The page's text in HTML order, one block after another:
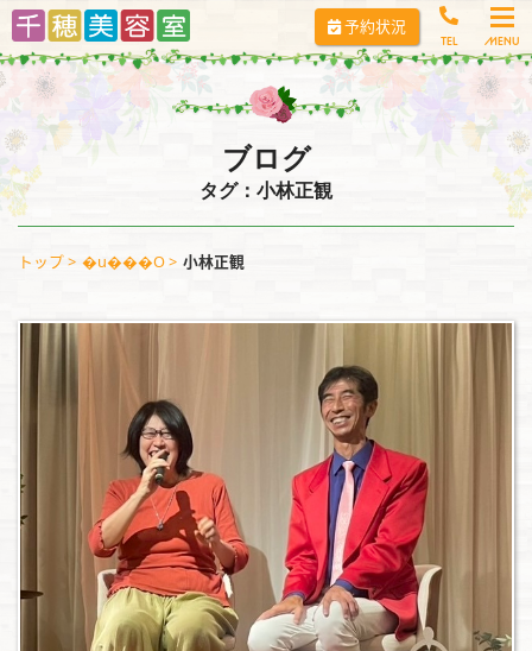
コ
ン
テ
ツ
へ
ス
キ
予約状況
TEL
ブログ
タグ：小林正観
トップ �u���O 小林正観